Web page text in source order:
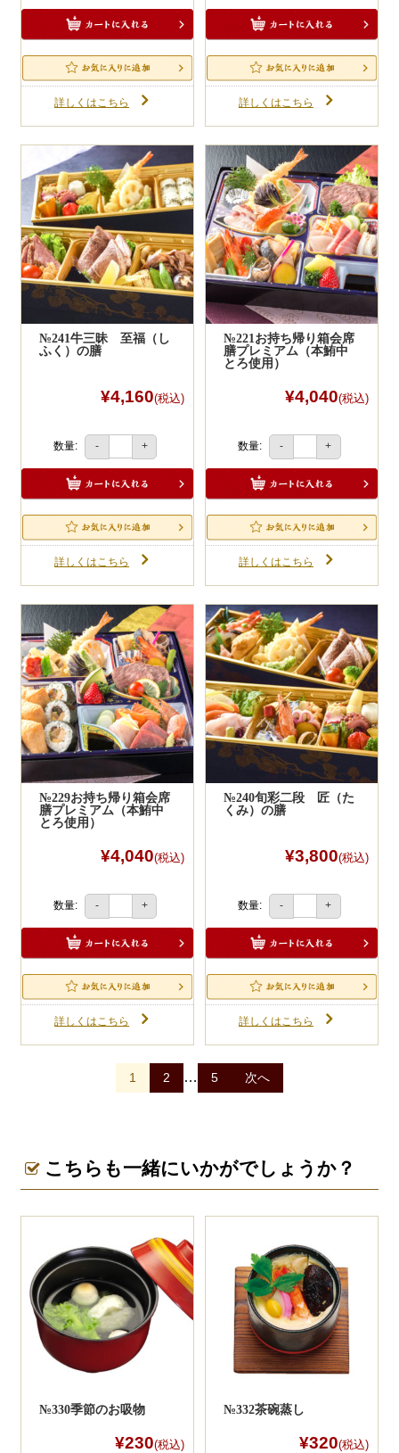
詳しくはこちら 詳しくはこちら
№241牛三昧 至福（し
ふく）の膳
¥4,160(税込)
数量: - +
詳しくはこちら
№221お持ち帰り箱会席
膳プレミアム（本鮪中
とろ使用）
¥4,040(税込)
数量: - +
詳しくはこちら
№229お持ち帰り箱会席
膳プレミアム（本鮪中
とろ使用）
¥4,040(税込)
数量: - +
詳しくはこちら
№240旬彩二段 匠（た
くみ）の膳
¥3,800(税込)
数量: - +
詳しくはこちら
ゲ
シ
ン
1 2 … 5 次へ
こちらも一緒にいかがでしょうか？
№330季節のお吸物
¥230(税込)
№332茶碗蒸し
¥320(税込)